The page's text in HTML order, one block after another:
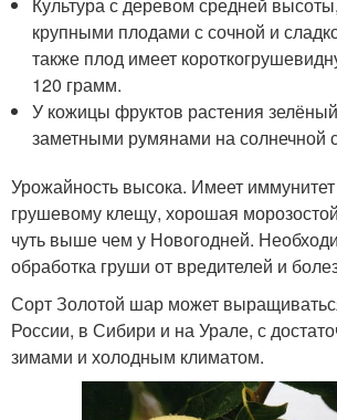
крупными плодами с сочной и
также плод имеет
120 грамм.
У кожицы фруктов растения
заметными румянами на солнечной
Урожайность высока. Имеет
грушевому клещу, хорошая
чуть выше чем у Новогодней.
обработка груши от вредителей и
Сорт Золотой шар может
России, в Сибири и на Урале, с
зимами и холодным климатом.